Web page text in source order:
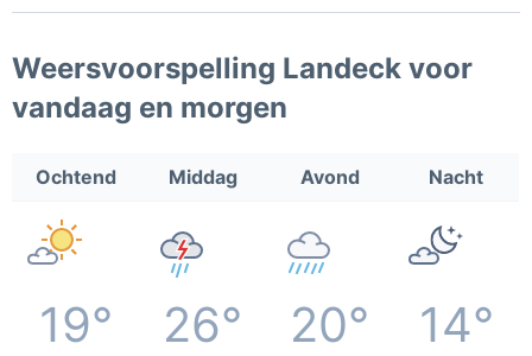
Weersvoorspelling Landeck voor
vandaag en morgen
Ochtend Middag Avond Nacht
19° 26° 20° 14°